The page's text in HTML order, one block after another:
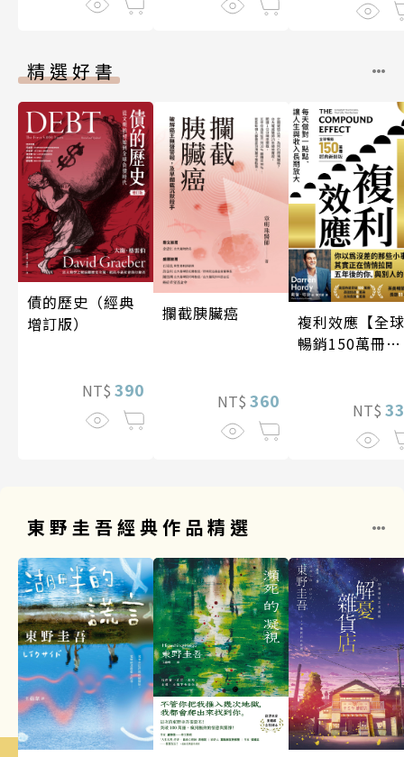
精選好書
債的歷史（經典
增訂版）
NT$ 390
攔截胰臟癌
NT$ 360
複利效應【全球
暢銷150萬冊・
NT$
東野圭吾經典作品精選